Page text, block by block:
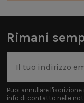
Rimani
Puoi annullare
info di contatto nelle